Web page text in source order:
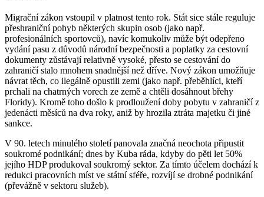
Migrační zákon vstoupil v platnost tento rok. Stát sice stále reguluje
přeshraniční pohyb některých skupin osob (jako např.
profesionálních sportovců), navíc komukoliv může být odepřeno
vydání pasu z důvodů národní bezpečnosti a poplatky za cestovní
dokumenty zůstávají relativně vysoké, přesto se cestování do
zahraničí stalo mnohem snadnější než dříve. Nový zákon umožňuje
návrat těch, co ilegálně opustili zemi (jako např. přeběhlíci, kteří
prchali na chatrných vorech ze země a chtěli dosáhnout břehy
Floridy). Kromě toho došlo k prodloužení doby pobytu v zahraničí z
jedenácti měsíců na dva roky, aniž by hrozila ztráta majetku či jiné
sankce.
V 90. letech minulého století panovala značná neochota připustit
soukromé podnikání; dnes by Kuba ráda, kdyby do pěti let 50%
jejího HDP produkoval soukromý sektor. Za tímto účelem dochází k
redukci pracovních míst ve státní sféře, rozvíjí se drobné podnikání
(převážně v sektoru služeb).